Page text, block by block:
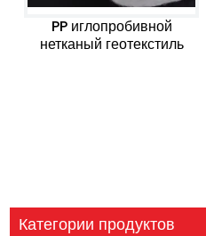
PP иглопробивной
нетканый геотекстиль
Категории продуктов